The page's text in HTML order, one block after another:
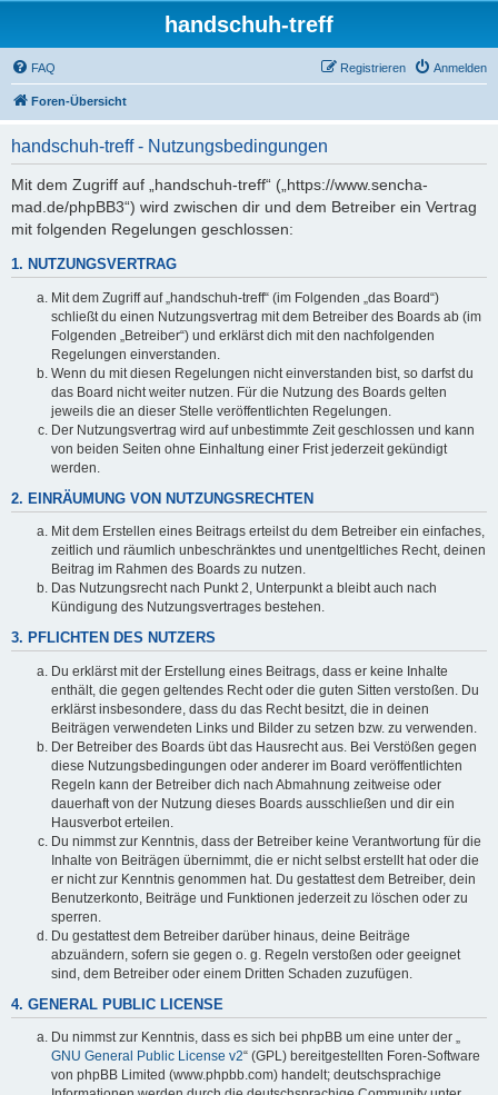
handschuh-treff
FAQ Anmelden
Registrieren
Foren-Übersicht
handschuh-treff - Nutzungsbedingungen
Mit dem Zugriff auf „handschuh-treff“ („https://www.sencha-
mad.de/phpBB3“) wird zwischen dir und dem Betreiber ein Vertrag
mit folgenden Regelungen geschlossen:
1. NUTZUNGSVERTRAG
Mit dem Zugriff auf „handschuh-treff“ (im Folgenden „das Board“)
schließt du einen Nutzungsvertrag mit dem Betreiber des Boards ab (im
Folgenden „Betreiber“) und erklärst dich mit den nachfolgenden
Regelungen einverstanden.
Wenn du mit diesen Regelungen nicht einverstanden bist, so darfst du
das Board nicht weiter nutzen. Für die Nutzung des Boards gelten
jeweils die an dieser Stelle veröffentlichten Regelungen.
Der Nutzungsvertrag wird auf unbestimmte Zeit geschlossen und kann
von beiden Seiten ohne Einhaltung einer Frist jederzeit gekündigt
werden.
2. EINRÄUMUNG VON NUTZUNGSRECHTEN
Mit dem Erstellen eines Beitrags erteilst du dem Betreiber ein einfaches,
zeitlich und räumlich unbeschränktes und unentgeltliches Recht, deinen
Beitrag im Rahmen des Boards zu nutzen.
Das Nutzungsrecht nach Punkt 2, Unterpunkt a bleibt auch nach
Kündigung des Nutzungsvertrages bestehen.
3. PFLICHTEN DES NUTZERS
Du erklärst mit der Erstellung eines Beitrags, dass er keine Inhalte
enthält, die gegen geltendes Recht oder die guten Sitten verstoßen. Du
erklärst insbesondere, dass du das Recht besitzt, die in deinen
Beiträgen verwendeten Links und Bilder zu setzen bzw. zu verwenden.
Der Betreiber des Boards übt das Hausrecht aus. Bei Verstößen gegen
diese Nutzungsbedingungen oder anderer im Board veröffentlichten
Regeln kann der Betreiber dich nach Abmahnung zeitweise oder
dauerhaft von der Nutzung dieses Boards ausschließen und dir ein
Hausverbot erteilen.
Du nimmst zur Kenntnis, dass der Betreiber keine Verantwortung für die
Inhalte von Beiträgen übernimmt, die er nicht selbst erstellt hat oder die
er nicht zur Kenntnis genommen hat. Du gestattest dem Betreiber, dein
Benutzerkonto, Beiträge und Funktionen jederzeit zu löschen oder zu
sperren.
Du gestattest dem Betreiber darüber hinaus, deine Beiträge
abzuändern, sofern sie gegen o. g. Regeln verstoßen oder geeignet
sind, dem Betreiber oder einem Dritten Schaden zuzufügen.
4. GENERAL PUBLIC LICENSE
Du nimmst zur Kenntnis, dass es sich bei phpBB um eine unter der „
GNU General Public License v2“ (GPL) bereitgestellten Foren-Software
von phpBB Limited (www.phpbb.com) handelt; deutschsprachige